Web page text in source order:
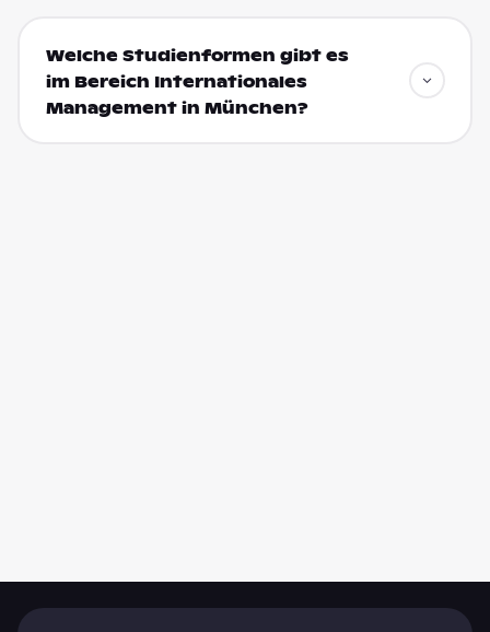
Welche Studienformen gibt es
im Bereich Internationales
Management in München?